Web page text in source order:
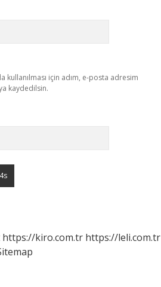
kullanılması için adım, e-posta adresim
kaydedilsin.
https://kiro.com.tr https://leli.com.tr